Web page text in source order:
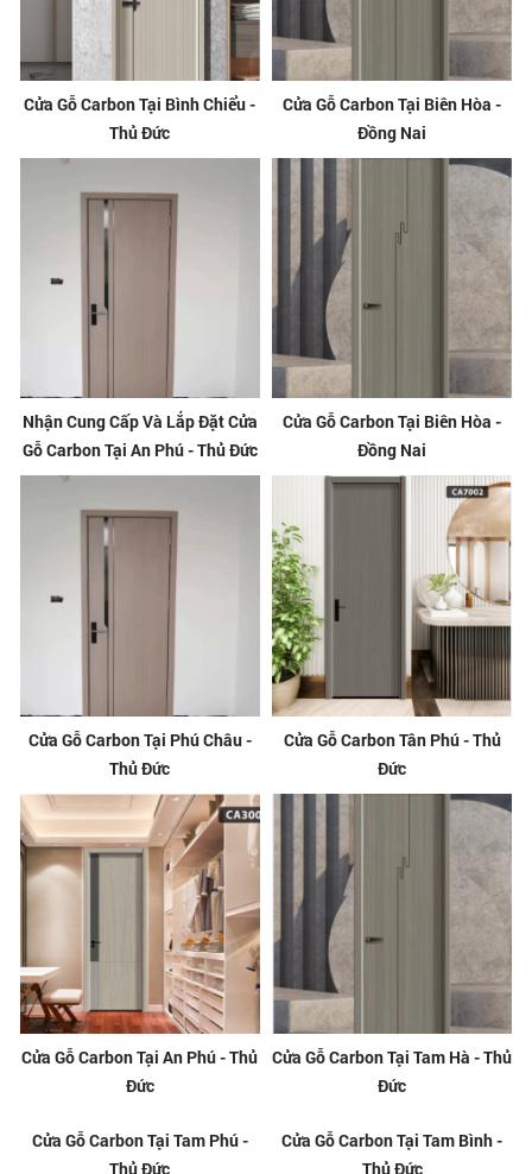
Cửa Gỗ Carbon Tại Bình Chiểu -
Thủ Đức
Cửa Gỗ Carbon Tại Biên Hòa -
Đồng Nai
Nhận Cung Cấp Và Lắp Đặt Cửa
Gỗ Carbon Tại An Phú - Thủ Đức
Cửa Gỗ Carbon Tại Biên Hòa -
Đồng Nai
Cửa Gỗ Carbon Tại Phú Châu -
Thủ Đức
Cửa Gỗ Carbon Tân Phú - Thủ
Đức
Cửa Gỗ Carbon Tại An Phú - Thủ
Đức
Cửa Gỗ Carbon Tại Tam Hà - Thủ
Đức